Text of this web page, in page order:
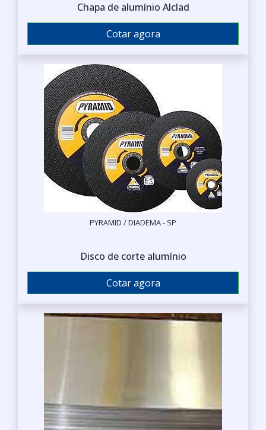
Chapa de alumínio Alclad
Cotar agora
PYRAMID / DIADEMA - SP
Disco de corte alumínio
Cotar agora